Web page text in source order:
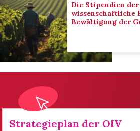
Die Stipendien
wissenschaftliche
Bewältigung der
Strategieplan der OIV